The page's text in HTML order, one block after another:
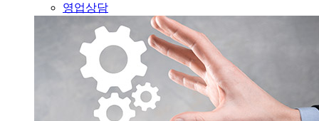
영업상담